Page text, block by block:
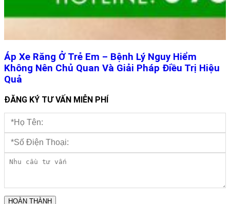
Áp Xe Răng Ở Trẻ Em – Bệnh Lý Nguy Hiểm
Không Nên Chủ Quan Và Giải Pháp Điều Trị Hiệu
Quả
ĐĂNG KÝ TƯ VẤN MIỄN PHÍ